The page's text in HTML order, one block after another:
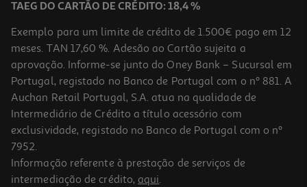
TAEG DO CARTÃO DE CRÉDITO: 18,4 %
Exemplo para um limite de crédito de 1.500€ pago em 12
meses. TAN 17,60 %. Adesão ao Cartão sujeita a
aprovação. Informe-se junto do Oney Bank – Sucursal em
Portugal, registado no Banco de Portugal com o nº 881. A
Auchan Retail Portugal, S.A. atua na qualidade de
Intermediário de Crédito a título acessório com
exclusividade, registado no Banco de Portugal com o nº
7952.
Informação referente à prestação de serviços de
intermediação de crédito, aqui.